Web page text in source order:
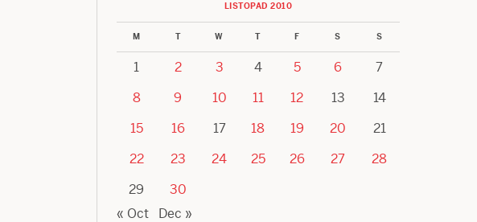
LISTOPAD 2010
M T W T F S S
1 2 3 4 5 6
7
8
9 10 11 12 13
14
15
16 17 18 19 20
21
22
23 24 25 26 27
28
29
30
« Oct
Dec »